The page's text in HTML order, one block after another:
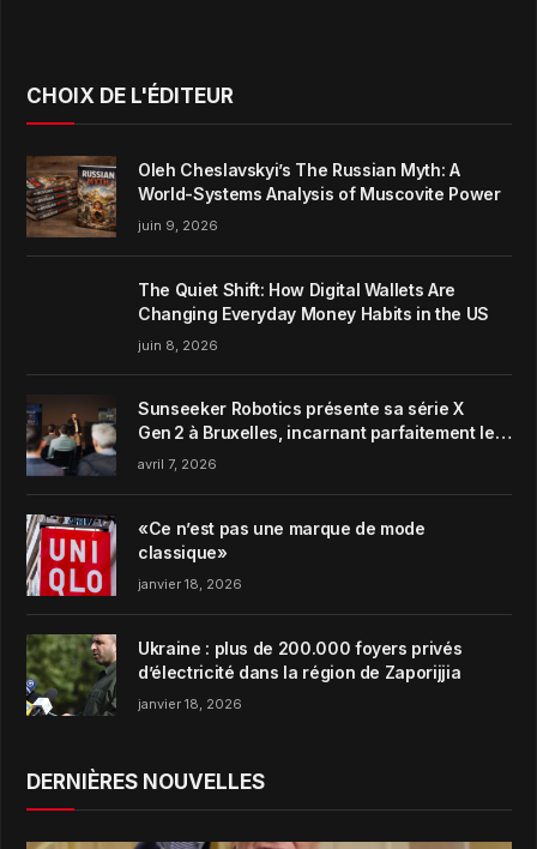
CHOIX DE L'ÉDITEUR
Oleh Cheslavskyi’s The Russian Myth: A
World-Systems Analysis of Muscovite Power
juin 9, 2026
The Quiet Shift: How Digital Wallets Are
Changing Everyday Money Habits in the US
juin 8, 2026
Sunseeker Robotics présente sa série X
Gen 2 à Bruxelles, incarnant parfaitement le
concept de Garden Harmony de la marque
avril 7, 2026
«Ce n’est pas une marque de mode
classique»
janvier 18, 2026
Ukraine : plus de 200.000 foyers privés
d’électricité dans la région de Zaporijjia
janvier 18, 2026
DERNIÈRES NOUVELLES